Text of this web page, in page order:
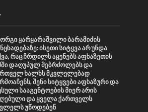
ყარყარაშვილი ბარამიძის
ისეთი სიტყვა არ უნდა
რაც ჩრდილს აყენებს აფხაზეთის
დაღუპულ მებრძოლებს და
ხალხს მკვლელებად
შენი სიტყვები აფხაზური და
სააგენტოების მიერ არის
და ყველა ქართველს
უწოდებენ